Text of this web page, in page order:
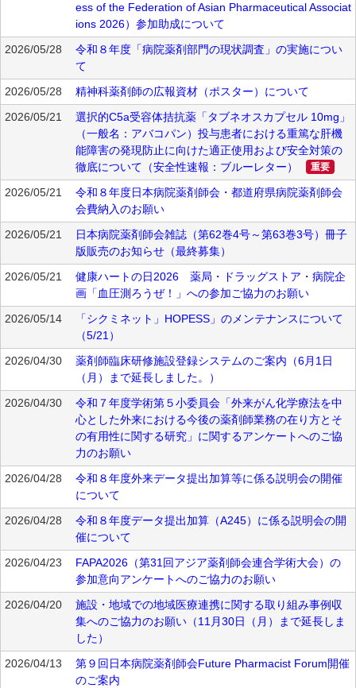
ess of the Federation of Asian Pharmaceutical Associat
ions 2026）参加助成について
2026/05/28
令和８年度「病院薬剤部門の現状調査」の実施につい
て
2026/05/28
精神科薬剤師の広報資材（ポスター）について
2026/05/21
選択的C5a受容体拮抗薬「タブネオスカプセル 10mg」
（一般名：アバコパン）投与患者における重篤な肝機
能障害の発現防止に向けた適正使用および安全対策の
徹底について（安全性速報：ブルーレター）
重要
2026/05/21
令和８年度日本病院薬剤師会・都道府県病院薬剤師会
会費納入のお願い
2026/05/21
日本病院薬剤師会雑誌（第62巻4号～第63巻3号）冊子
版販売のお知らせ（最終募集）
2026/05/21
健康ハートの日2026 薬局・ドラッグストア・病院企
画「血圧測ろうぜ！」への参加ご協力のお願い
2026/05/14
「シクミネット」HOPESS」のメンテナンスについて
（5/21）
2026/04/30
薬剤師臨床研修施設登録システムのご案内（6月1日
（月）まで延長しました。）
2026/04/30
令和７年度学術第５小委員会「外来がん化学療法を中
心とした外来における今後の薬剤師業務の在り方とそ
の有用性に関する研究」に関するアンケートへのご協
力のお願い
2026/04/28
令和８年度外来データ提出加算等に係る説明会の開催
について
2026/04/28
令和８年度データ提出加算（A245）に係る説明会の開
催について
2026/04/23
FAPA2026（第31回アジア薬剤師会連合学術大会）の
参加意向アンケートへのご協力のお願い
2026/04/20
施設・地域での地域医療連携に関する取り組み事例収
集へのご協力のお願い（11月30日（月）まで延長しま
した）
2026/04/13
第９回日本病院薬剤師会Future Pharmacist Forum開催
のご案内